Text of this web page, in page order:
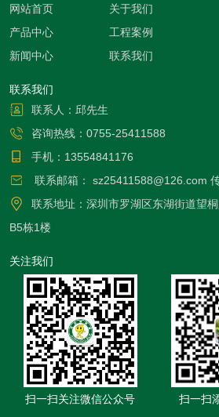
网站首页
产品中心
新闻中心
关于我们
工程案例
联系我们
联系我们
联系人：邱先生
咨询热线： 0755-25411588
手机： 13554841176
联系邮箱：
sz25411588@126.com
联系地址：深圳市罗湖区东湖街道望
B5栋1楼
关注我们
扫一扫关注微信公众号 扫一扫